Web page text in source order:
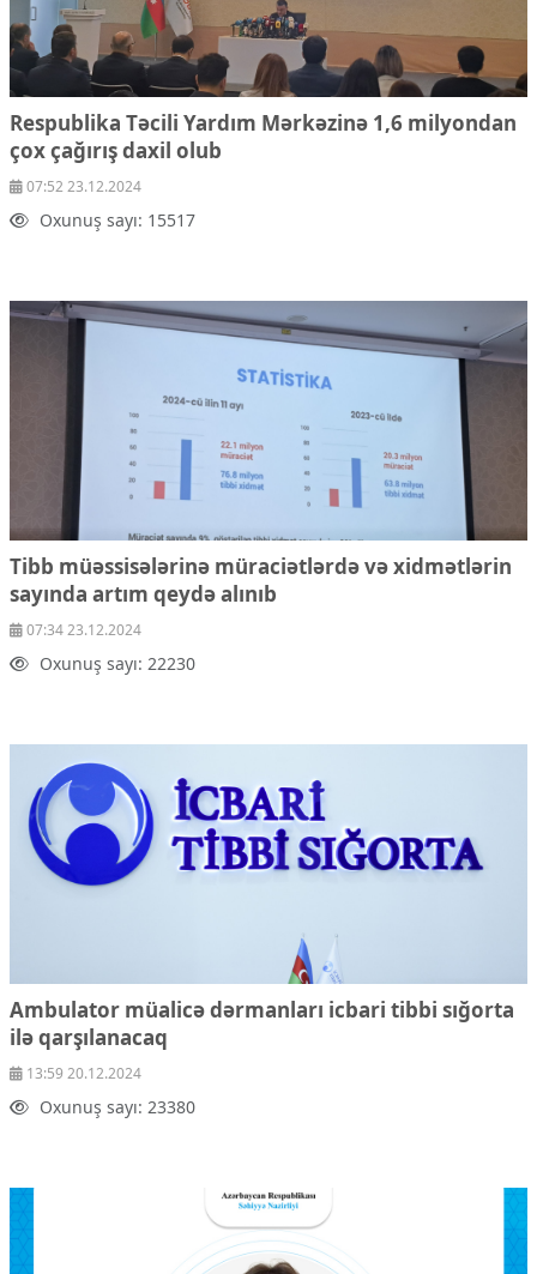
Respublika Təcili Yardım Mərkəzinə 1,6 milyondan
çox çağırış daxil olub
07:52 23.12.2024
Oxunuş sayı: 15517
Tibb müəssisələrinə müraciətlərdə və xidmətlərin
sayında artım qeydə alınıb
07:34 23.12.2024
Oxunuş sayı: 22230
Ambulator müalicə dərmanları icbari tibbi sığorta
ilə qarşılanacaq
13:59 20.12.2024
Oxunuş sayı: 23380